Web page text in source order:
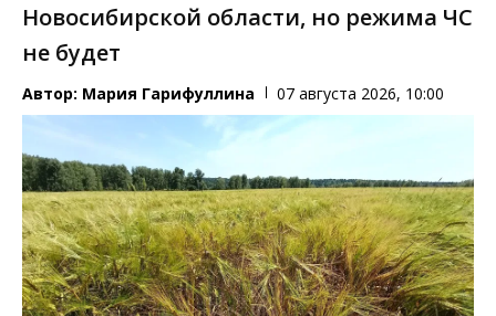
Новосибирской области, но режима ЧС
не будет
Автор: Мария Гарифуллина 07 августа 2026, 10:00